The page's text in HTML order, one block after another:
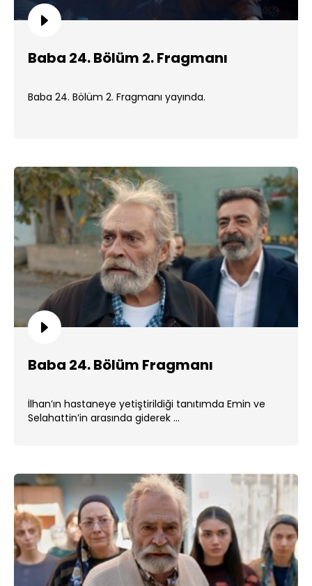
Baba 24. Bölüm 2. Fragmanı
Baba 24. Bölüm 2. Fragmanı yayında.
Baba 24. Bölüm Fragmanı
İlhan’ın hastaneye yetiştirildiği tanıtımda Emin ve
Selahattin’in arasında giderek ...